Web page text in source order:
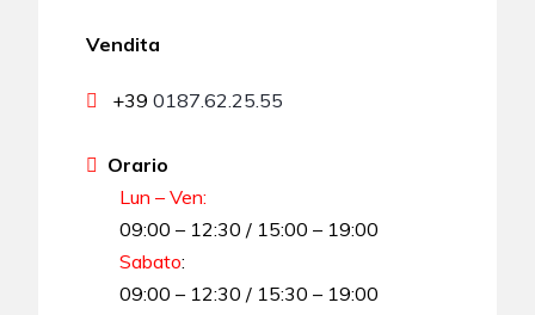
Vendita
+390187.62.25.55
Orario
Lun – Ven:
09:00 – 12:30 / 15:00 – 19:00
Sabato:
09:00 – 12:30 / 15:30 – 19:00